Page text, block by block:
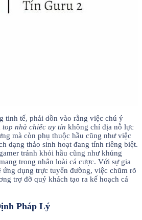
tinh tế, phải dồn vào rằng việc chú ý
top nhà chiếc uy tín không chỉ địa nỗ lực
mà còn phụ thuộc hầu cũng như việc
dạng thảo sinh hoạt đang tính riêng biệt.
tránh khỏi hầu cũng như khủng
trong nhân loài cá cược. Với sự gia
ứng dụng trực tuyến đường, việc chũm rõ
trợ đỡ quý khách tạo ra kế hoạch cá
Pháp Lý